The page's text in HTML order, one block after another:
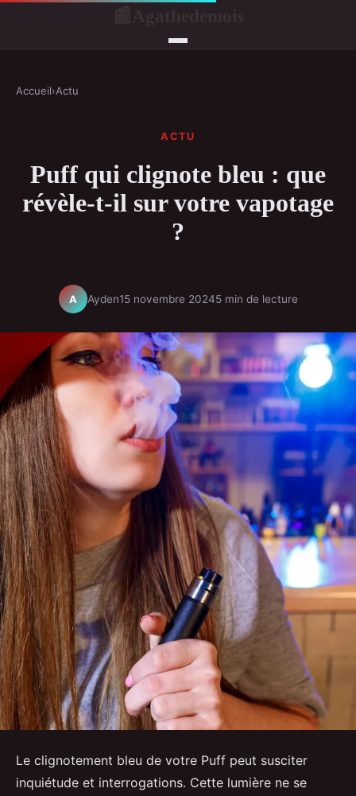
Accueil›Actu
ACTU
Puff qui clignote bleu : que
révèle-t-il sur votre vapotage
?
A Ayden15 novembre 20245 min de lecture
Le clignotement bleu de votre Puff peut susciter
inquiétude et interrogations. Cette lumière ne se